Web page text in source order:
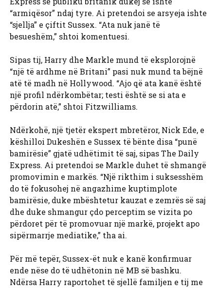
“armiqësor” ndaj tyre. Ai pretendoi se arsyeja ishte
“sjellja” e çiftit Sussex. “Ata nuk janë të
besueshëm,” shtoi komentuesi.
Sipas tij, Harry dhe Markle mund të eksplorojnë
“një të ardhme në Britani” pasi nuk mund ta bëjnë
atë të madh në Hollywood. “Ajo që ata kanë është
një profil ndërkombëtar; testi është se si ata e
përdorin atë,” shtoi Fitzwilliams.
Ndërkohë, një tjetër ekspert mbretëror, Nick Ede, e
këshilloi Dukeshën e Sussex të bënte disa “punë
bamirësie” gjatë udhëtimit të saj, sipas The Daily
Express. Ai pretendoi se Markle duhet të shmangë
promovimin e markës. “Një rikthim i suksesshëm
do të fokusohej në angazhime kuptimplote
bamirësie, duke mbështetur kauzat e zemrës së saj
dhe duke shmangur çdo perceptim se vizita po
përdoret për të promovuar një markë, projekt apo
sipërmarrje mediatike,” tha ai.
Për më tepër, Sussex-ët nuk e kanë konfirmuar
ende nëse do të udhëtonin në MB së bashku.
Ndërsa Harry raportohet të sjellë familjen e tij me